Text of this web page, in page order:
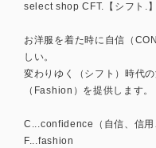
select shop CFT.【シフト.】
お洋服を着た時に自信（
しい。
変わりゆく（シフト）時代
（Fashion）を提供します。
C...confidence（自信、信用
F...fashion